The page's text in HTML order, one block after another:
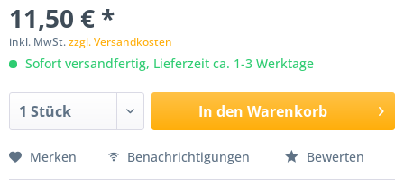
11,50 € *
inkl. MwSt.zzgl. Versandkosten
Sofort versandfertig, Lieferzeit ca. 1-3 Werktage
In den Warenkorb
Merken Benachrichtigungen Bewerten